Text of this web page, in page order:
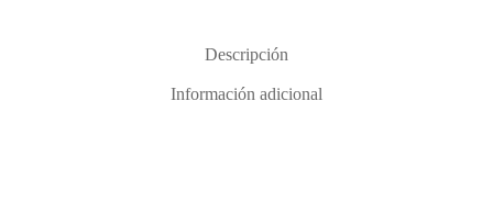
Descripción
Información adicional